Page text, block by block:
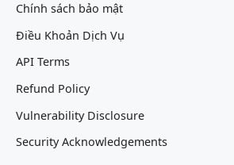
Chính sách bảo mật
Điều Khoản Dịch Vụ
API Terms
Refund Policy
Vulnerability Disclosure
Security Acknowledgements